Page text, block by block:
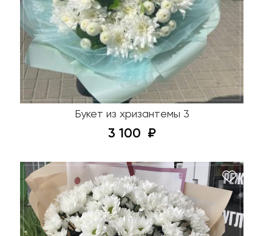
Букет из хризантемы 3
3 100